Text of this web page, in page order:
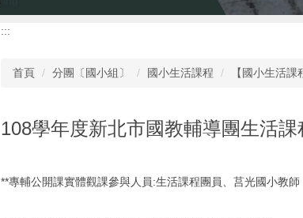
:::
首頁 分團〔國小組〕 國小生活課程 【國小生活
108學年度新北市國教輔導團生活
**專輔公開課實體觀課參與人員:生活課程團員、莒光國小教師